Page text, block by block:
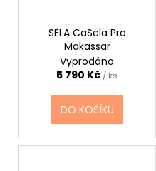
SELA CaSela Pro
Makassar
Vyprodáno
5 790 Kč / ks
DO KOŠÍKU